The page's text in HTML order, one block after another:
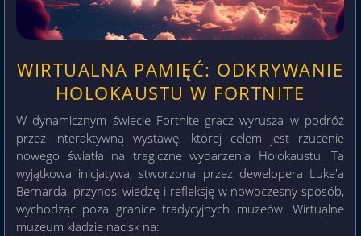
WIRTUALNA PAMIĘĆ: ODKRYWANIE
HOLOKAUSTU W FORTNITE
W dynamicznym świecie Fortnite gracz wyrusza w podróż
przez interaktywną wystawę, której celem jest rzucenie
nowego światła na tragiczne wydarzenia Holokaustu. Ta
wyjątkowa inicjatywa, stworzona przez dewelopera Luke'a
Bernarda, przynosi wiedzę i refleksję w nowoczesny sposób,
wychodząc poza granice tradycyjnych muzeów. Wirtualne
muzeum kładzie nacisk na: